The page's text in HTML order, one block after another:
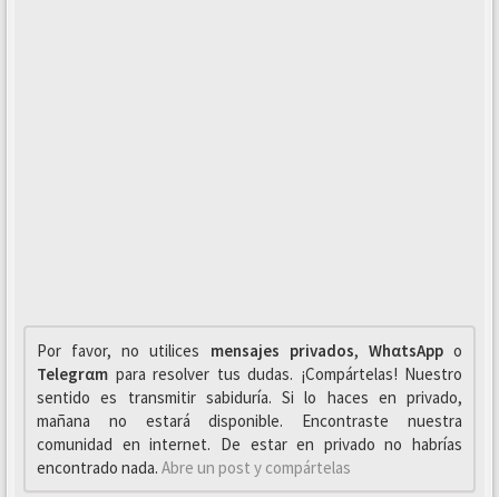
Por favor, no utilices mensajes privados, WhαtsAppo
Telegrαm para resolver tus dudas. ¡Compártelas! Nuestro
sentido es transmitir sabiduría. Si lo haces en privado,
mañana no estará disponible. Encontraste nuestra
comunidad en internet. De estar en privado no habrías
encontrado nada. Abre un post y compártelas